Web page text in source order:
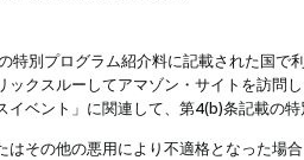
特別プログラム紹介料に記載された国で
ックスルーしてアマゾン・サイトを訪問
イベント」に関連して、第4(b)条記載の
はその他の悪用により不適格となった場